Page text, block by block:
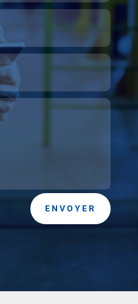
ENVOYER